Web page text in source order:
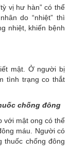
vị hư hàn” có thể
do “nhiệt” thì
nhiệt, khiến bệnh
mật. Ở người bị
tình trạng co thắt
chống đông
với mật ong có thể
máu. Người có
thuốc chống đông